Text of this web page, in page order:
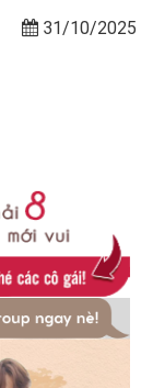
31/10/2025